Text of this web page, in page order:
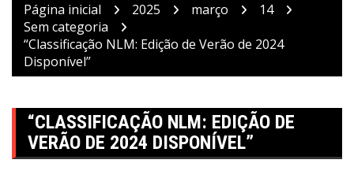
Página inicial 2025 março
14
Sem categoria
“Classificação NLM: Edição de Verão de 2024
Disponível”
“CLASSIFICAÇÃO NLM: EDIÇÃO DE
VERÃO DE 2024 DISPONÍVEL”